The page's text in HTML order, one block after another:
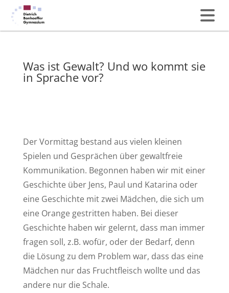
Was ist Gewalt? Und wo kommt sie
in Sprache vor?
Der Vormittag bestand aus vielen kleinen
Spielen und Gesprächen über gewaltfreie
Kommunikation. Begonnen haben wir mit einer
Geschichte über Jens, Paul und Katarina oder
eine Geschichte mit zwei Mädchen, die sich um
eine Orange gestritten haben. Bei dieser
Geschichte haben wir gelernt, dass man immer
fragen soll, z.B. wofür, oder der Bedarf, denn
die Lösung zu dem Problem war, dass das eine
Mädchen nur das Fruchtfleisch wollte und das
andere nur die Schale.